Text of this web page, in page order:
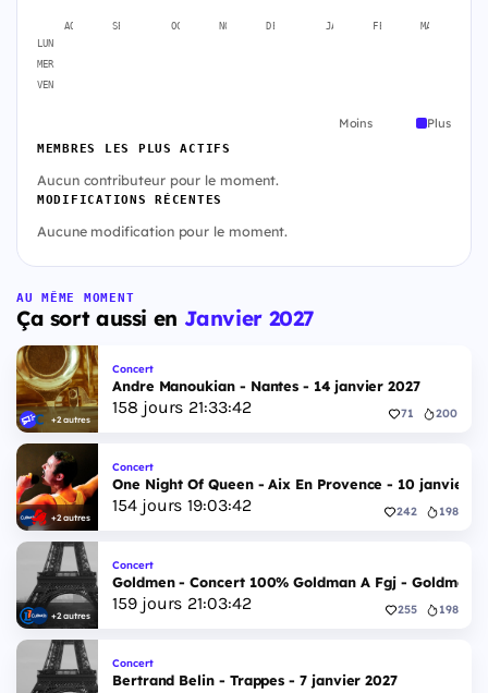
AOÛT SEPT. OCT. NOV. DÉC. JANV. FÉVR. MARS
LUN
MER
VEN
Moins Plus
MEMBRES LES PLUS ACTIFS
Aucun contributeur pour le moment.
MODIFICATIONS RÉCENTES
Aucune modification pour le moment.
AU MÊME MOMENT
Ça sort aussi en Janvier 2027
+2 autres
Concert
Andre Manoukian - Nantes - 14 janvier 2027
158 jours 21:33:41 71 200
+2 autres
Concert
One Night Of Queen - Aix En Provence - 10 janvier
154jours 19:03:41 242 198
+2 autres
Concert
Goldmen - Concert 100% Goldman A Fgj - Goldmen
159jours 21:03:41 255 198
Concert
Bertrand Belin - Trappes - 7 janvier 2027